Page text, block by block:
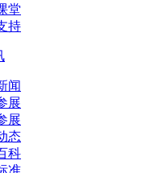
堂
持
闻
展
展
态
科
准